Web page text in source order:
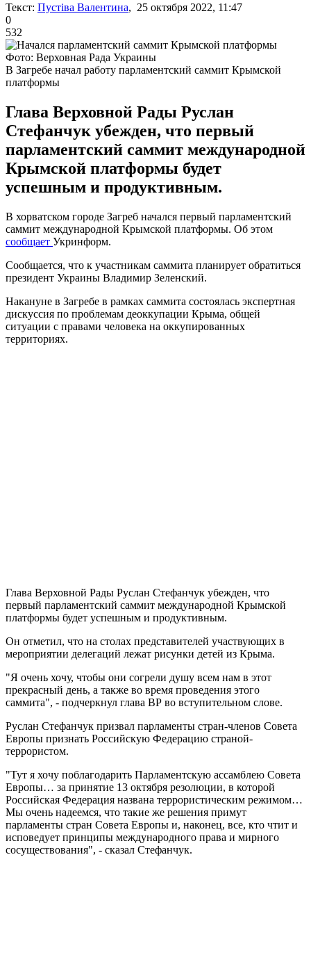
Текст: Пустіва Валентина, 25 октября 2022, 11:47
0
532
Фото: Верховная Рада Украины
В Загребе начал работу парламентский саммит Крымской
платформы
Глава Верховной Рады Руслан
Стефанчук убежден, что первый
парламентский саммит международной
Крымской платформы будет
успешным и продуктивным.
В хорватском городе Загреб начался первый парламентский
саммит международной Крымской платформы. Об этом
сообщает Укринформ.
Сообщается, что к участникам саммита планирует обратиться
президент Украины Владимир Зеленский.
Накануне в Загребе в рамках саммита состоялась экспертная
дискуссия по проблемам деоккупации Крыма, общей
ситуации с правами человека на оккупированных
территориях.
Глава Верховной Рады Руслан Стефанчук убежден, что
первый парламентский саммит международной Крымской
платформы будет успешным и продуктивным.
Он отметил, что на столах представителей участвующих в
мероприятии делегаций лежат рисунки детей из Крыма.
"Я очень хочу, чтобы они согрели душу всем нам в этот
прекрасный день, а также во время проведения этого
саммита", - подчеркнул глава ВР во вступительном слове.
Руслан Стефанчук призвал парламенты стран-членов Совета
Европы признать Российскую Федерацию страной-
террористом.
"Тут я хочу поблагодарить Парламентскую ассамблею Совета
Европы… за принятие 13 октября резолюции, в которой
Российская Федерация названа террористическим режимом…
Мы очень надеемся, что такие же решения примут
парламенты стран Совета Европы и, наконец, все, кто чтит и
исповедует принципы международного права и мирного
сосуществования", - сказал Стефанчук.